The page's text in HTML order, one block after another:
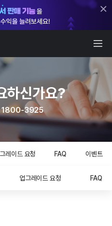
하신가요?
1800-3925
레이드 요청 FAQ 이벤트
업그레이드 요청 FAQ